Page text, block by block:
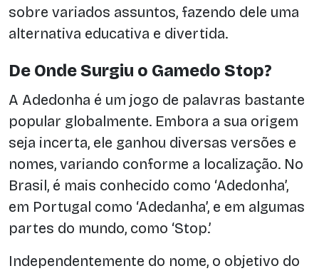
sobre variados assuntos, fazendo dele uma
alternativa educativa e divertida.
De Onde Surgiu o Gamedo Stop?
A Adedonha é um jogo de palavras bastante
popular globalmente. Embora a sua origem
seja incerta, ele ganhou diversas versões e
nomes, variando conforme a localização. No
Brasil, é mais conhecido como ‘Adedonha’,
em Portugal como ‘Adedanha’, e em algumas
partes do mundo, como ‘Stop.’
Independentemente do nome, o objetivo do